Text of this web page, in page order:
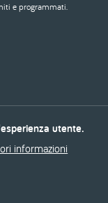
e programmati.
di Bologna
utente.
informazioni